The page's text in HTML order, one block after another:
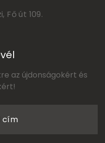
Fő út 109.
az újdonságokért és
cím